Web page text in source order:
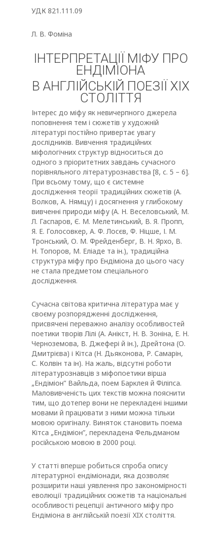
УДК 821.111.09
Л. В. Фоміна
ІНТЕРПРЕТАЦІЇ МІФУ ПРО
ЕНДІМІОНА
В АНГЛІЙСЬКІЙ ПОЕЗІЇ ХIХ
СТОЛІТТЯ
Інтерес до міфу як невичерпного джерела
поповнення тем і сюжетів у художній
літературі постійно привертає увагу
дослідників. Вивчення традиційних
міфологічних структур відноситься до
одного з пріоритетних завдань сучасного
порівняльного літературознавства [8, с. 5 – 6].
При всьому тому, що є системне
дослідження теорії традиційних сюжетів (А.
Волков, А. Нямцу) і досягнення у глибокому
вивченні природи міфу (А. Н. Веселовський, М.
Л. Гаспаров, Є. М. Мелетинський, В. Я. Пропп,
Я. Е. Голосовкер, А. Ф. Лосєв, Ф. Ніцше, І. М.
Тронський, О. М. Фрейденберг, В. Н. Ярхо, В.
Н. Топоров, М. Еліаде та ін.), традиційна
структура міфу про Ендіміона до цього часу
не стала предметом спеціального
дослідження.
Сучасна світова критична література має у
своєму розпорядженні дослідження,
присвячені переважно аналізу особливостей
поетики творів Лілі (А. Анікст, Н. В. Зоніна, Е. Н.
Черноземова, В. Джефері й ін.), Дрейтона (О.
Дмитрієва) і Кітса (Н. Дьяконова, Р. Самарін,
С. Колвін та ін). На жаль, відсутні роботи
літературознавців з міфопоетики вірша
„Ендіміон” Вайльда, поем Барклея й Філіпса.
Маловивченість цих текстів можна пояснити
тим, що дотепер вони не перекладені іншими
мовами й працювати з ними можна тільки
мовою оригіналу. Виняток становить поема
Кітса „Ендіміон”, перекладена Фельдманом
російською мовою в 2000 році.
У статті вперше робиться спроба опису
літературної ендіміонади, яка дозволяє
розширити наші уявлення про закономірності
еволюції традиційних сюжетів та національні
особливості рецепції античного міфу про
Ендіміона в англійській поезії XIX століття.